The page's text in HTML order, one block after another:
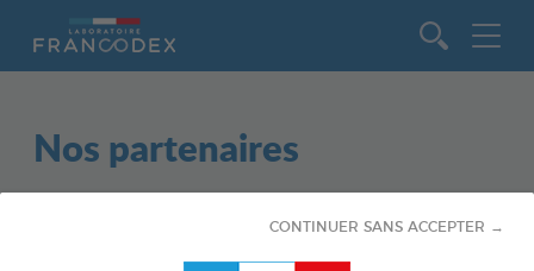
CONTINUER SANS ACCEPTER →
Nos partenaires
Aucun partenariat ne correspond à ces critères.